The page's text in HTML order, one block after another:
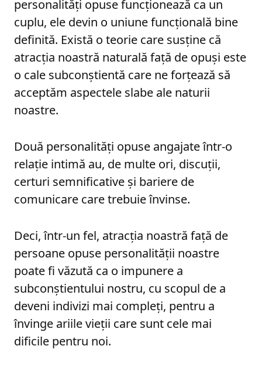
personalități opuse funcționează ca un
cuplu, ele devin o uniune funcțională bine
definită. Există o teorie care susține că
atracția noastră naturală față de opuși este
o cale subconștientă care ne forțează să
acceptăm aspectele slabe ale naturii
noastre.
Două personalități opuse angajate într-o
relație intimă au, de multe ori, discuții,
certuri semnificative și bariere de
comunicare care trebuie învinse.
Deci, într-un fel, atracția noastră față de
persoane opuse personalității noastre
poate fi văzută ca o impunere a
subconștientului nostru, cu scopul de a
deveni indivizi mai compleți, pentru a
învinge ariile vieții care sunt cele mai
dificile pentru noi.